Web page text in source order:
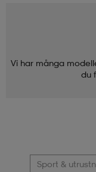
Vi har många
du
Sport &